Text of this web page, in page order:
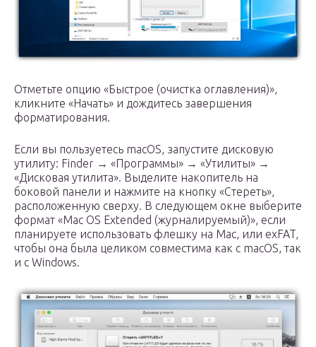
Отметьте опцию «Быстрое (очистка оглавления)»,
кликните «Начать» и дождитесь завершения
форматирования.
Если вы пользуетесь macOS, запустите дисковую
утилиту: Finder → «Программы» → «Утилиты» →
«Дисковая утилита». Выделите накопитель на
боковой панели и нажмите на кнопку «Стереть»,
расположенную сверху. В следующем окне выберите
формат «Mac OS Extended (журналируемый)», если
планируете использовать флешку на Mac, или exFAT,
чтобы она была целиком совместима как с macOS, так
и с Windows.